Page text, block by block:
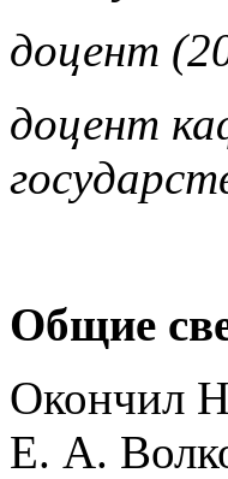
доцент
доцент
Общие
Окончил
Е. А.